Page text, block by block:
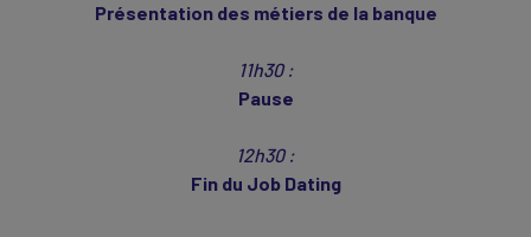
Présentation des métiers de la banque
11h30 :
Pause
12h30 :
Fin du Job Dating